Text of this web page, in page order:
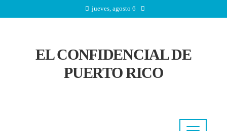
jueves, agosto 6
EL CONFIDENCIAL DE
PUERTO RICO